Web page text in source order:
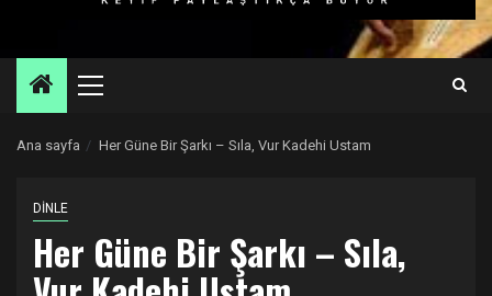
Primary
Ana sayfa Her Güne Bir Şarkı – Sıla, Vur Kadehi Ustam
DİNLE
Her Güne Bir Şarkı – Sıla,